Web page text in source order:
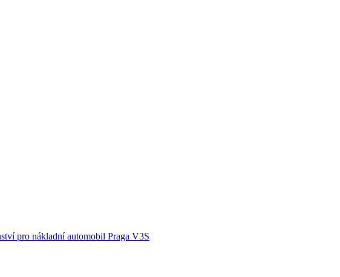
pro nákladní automobil Praga V3S